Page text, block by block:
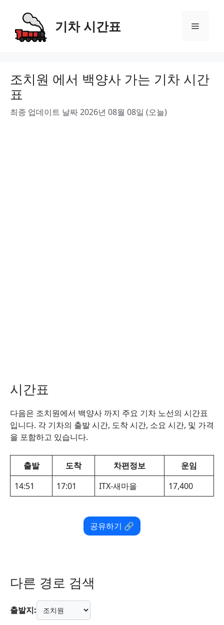
content
기차 시간표 Menu
조치원 에서 백양사 가는 기차 시간
표
최종 업데이트 날짜 2026년 08월 08일 (오늘)
시간표
다음은 조치원에서 백양사 까지 주요 기차 노선의 시간표
입니다. 각 기차의 출발 시간, 도착 시간, 소요 시간, 및 가격
을 포함하고 있습니다.
출발 도착 차편정보
운임
14:51
17:01 ITX-새마을 17,400
공유하기 🔗
다른 경로 검색
출발지: